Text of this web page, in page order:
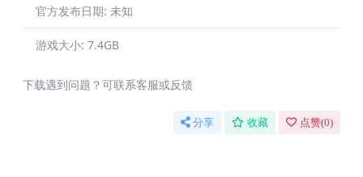
官方发布日期: 未知
游戏大小: 7.4GB
下载遇到问题？可联系客服或反馈
分享 收藏 点赞(0)